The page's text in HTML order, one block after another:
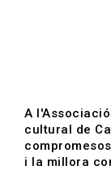
Vols estar
A
cultural de
i la millora